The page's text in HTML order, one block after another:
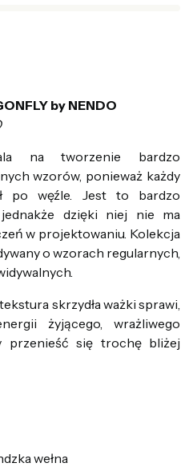
by NENDO
na tworzenie bardzo
wzorów, ponieważ każdy
po węźle. Jest to bardzo
dzięki niej nie ma
w projektowaniu. Kolekcja
o wzorach regularnych,
skrzydła ważki sprawi,
żyjącego, wrażliwego
przenieść się trochę bliżej
wełna